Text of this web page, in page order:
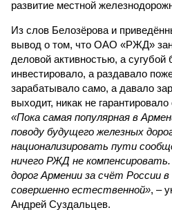
развитие местной
Из слов Белозёрова и
вывод о том, что ОАО «РЖД»
деловой активностью, а сугубой
инвестировало, а раздавало
зарабатывало само, а давало
выходит, никак не
«Пока самая популярная в
поводу будущего железных
национализировать пути
ничего РЖД не
дорог Армении за счёт России
совершенно естественной», –
Андрей Суздальцев.